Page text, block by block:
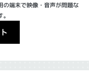
の端末で映像・音声が問題な